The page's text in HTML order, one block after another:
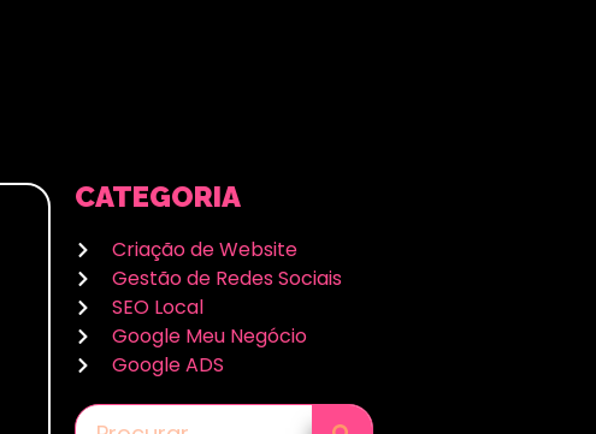
CATEGORIA
Criação de Website
Gestão de Redes Sociais
SEO Local
Google Meu Negócio
Google ADS